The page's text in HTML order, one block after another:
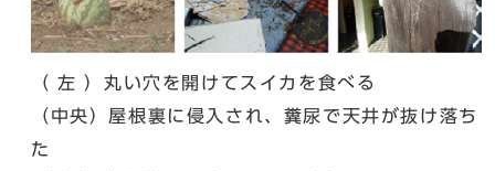
（ 左 ）丸い穴を開けてスイカを食べる
（中央）屋根裏に侵入され、糞尿で天井が抜け落ち
た